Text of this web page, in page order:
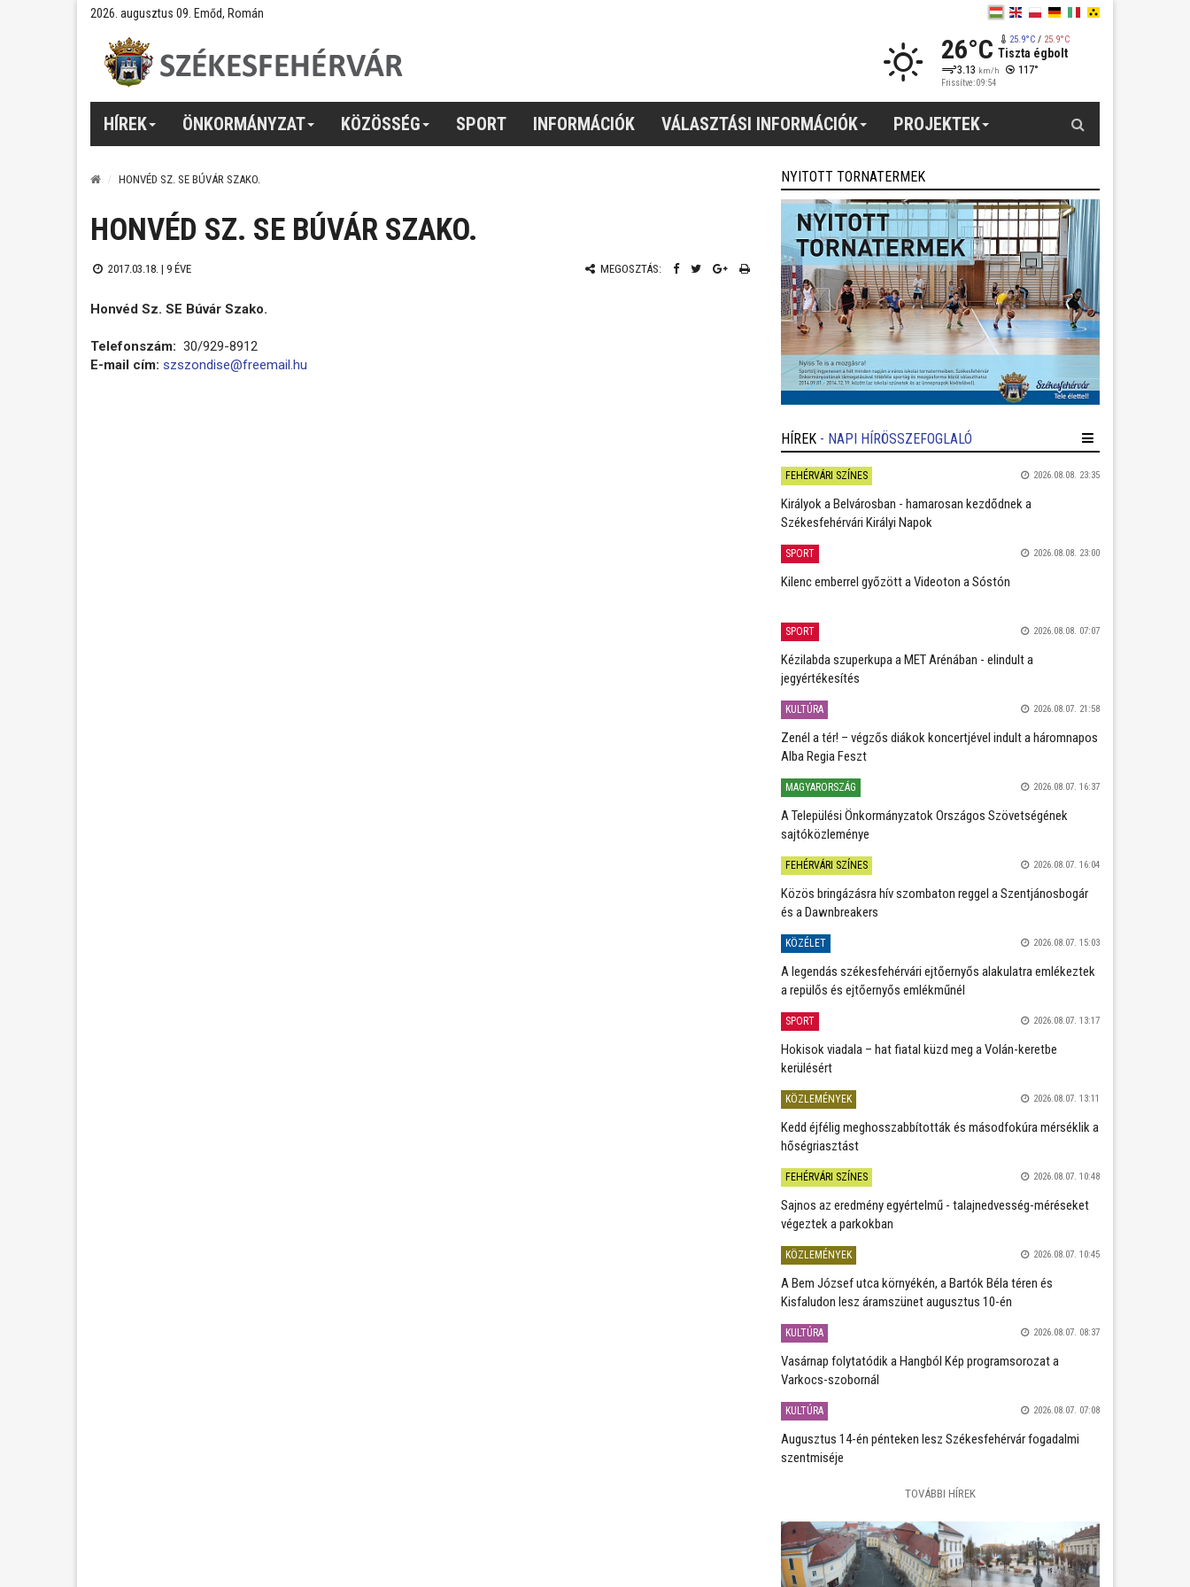
2026. augusztus 09. Emőd, Román
26°C 25.9°C/ 25.9°C
Tiszta égbolt
3.13 km/h 117°
Frissítve: 09:54
HÍREK ÖNKORMÁNYZAT KÖZÖSSÉG SPORT INFORMÁCIÓK VÁLASZTÁSI INFORMÁCIÓK PROJEKTEK
HONVÉD SZ. SE BÚVÁR SZAKO.
HONVÉD SZ. SE BÚVÁR SZAKO.
2017.03.18. | 9 ÉVE MEGOSZTÁS:
Honvéd Sz. SE Búvár Szako.
Telefonszám: 30/929-8912
E-mail cím: szszondise@freemail.hu
NYITOTT TORNATERMEK
HÍREK - NAPI HÍRÖSSZEFOGLALÓ
FEHÉRVÁRI SZÍNES 2026.08.08. 23:35
Királyok a Belvárosban - hamarosan kezdődnek a
Székesfehérvári Királyi Napok
SPORT 2026.08.08. 23:00
Kilenc emberrel győzött a Videoton a Sóstón
SPORT 2026.08.08. 07:07
Kézilabda szuperkupa a MET Arénában - elindult a
jegyértékesítés
KULTÚRA 2026.08.07. 21:58
Zenél a tér! – végzős diákok koncertjével indult a háromnapos
Alba Regia Feszt
MAGYARORSZÁG 2026.08.07. 16:37
A Települési Önkormányzatok Országos Szövetségének
sajtóközleménye
FEHÉRVÁRI SZÍNES 2026.08.07. 16:04
Közös bringázásra hív szombaton reggel a Szentjánosbogár
és a Dawnbreakers
KÖZÉLET 2026.08.07. 15:03
A legendás székesfehérvári ejtőernyős alakulatra emlékeztek
a repülős és ejtőernyős emlékműnél
SPORT 2026.08.07. 13:17
Hokisok viadala – hat fiatal küzd meg a Volán-keretbe
kerülésért
KÖZLEMÉNYEK 2026.08.07. 13:11
Kedd éjfélig meghosszabbították és másodfokúra mérséklik a
hőségriasztást
FEHÉRVÁRI SZÍNES 2026.08.07. 10:48
Sajnos az eredmény egyértelmű - talajnedvesség-méréseket
végeztek a parkokban
KÖZLEMÉNYEK 2026.08.07. 10:45
A Bem József utca környékén, a Bartók Béla téren és
Kisfaludon lesz áramszünet augusztus 10-én
KULTÚRA 2026.08.07. 08:37
Vasárnap folytatódik a Hangból Kép programsorozat a
Varkocs-szobornál
KULTÚRA 2026.08.07. 07:08
Augusztus 14-én pénteken lesz Székesfehérvár fogadalmi
szentmiséje
TOVÁBBI HÍREK